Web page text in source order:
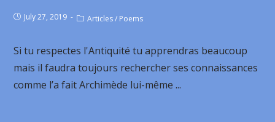
July 27, 2019 Articles / Poems
Si tu respectes l'Antiquité tu apprendras beaucoup
mais il faudra toujours rechercher ses connaissances
comme l’a fait Archimède lui-même ...